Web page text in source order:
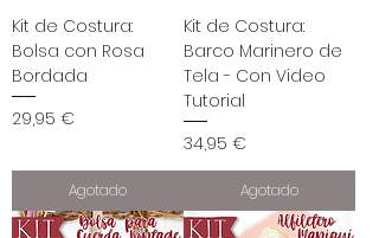
Kit de Costura:
Bolsa con Rosa
Bordada
Precio
29,95 €
Agotado
Kit de Costura:
Barco Marinero de
Tela - Con Video
Tutorial
Precio
34,95 €
Agotado